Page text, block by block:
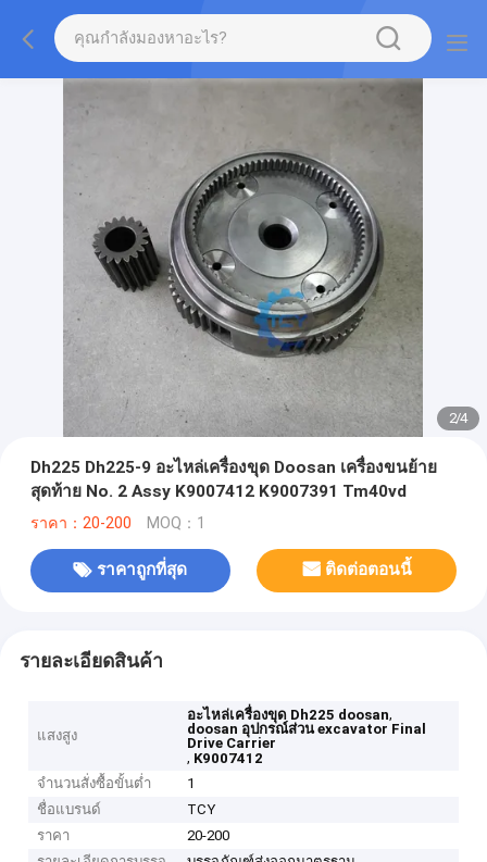
2/4
Dh225 Dh225-9 อะไหล่เครื่องขุด Doosan เครื่องขนย้าย
สุดท้าย No. 2 Assy K9007412 K9007391 Tm40vd
ราคา：20-200 MOQ：1
ราคาถูกที่สุด ติดต่อตอนนี้
รายละเอียดสินค้า
แสงสูง
อะไหล่เครื่องขุด Dh225 doosan,
doosan อุปกรณ์ส่วน excavator Final
Drive Carrier
, K9007412
จำนวนสั่งซื้อขั้นต่ำ
1
ชื่อแบรนด์
TCY
ราคา
20-200